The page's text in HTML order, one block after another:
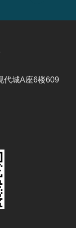
代城A座6楼609